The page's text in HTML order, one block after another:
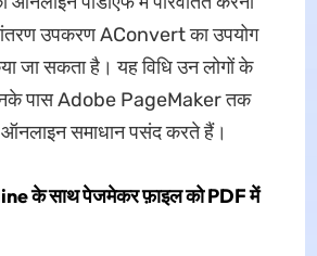
उपकरण AConvert का उपयोग
जा सकता है। यह विधि उन लोगों के
पास Adobe PageMaker तक
ऑनलाइन समाधान पसंद करते हैं।
के साथ पेजमेकर फ़ाइल को PDF में